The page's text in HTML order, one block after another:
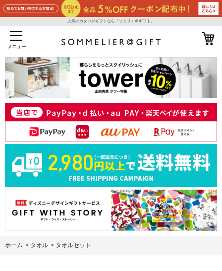
人気のカタログギフトなら『ソムリエ＠ギフト』
メニュー
ホーム > タオル > タオルセット